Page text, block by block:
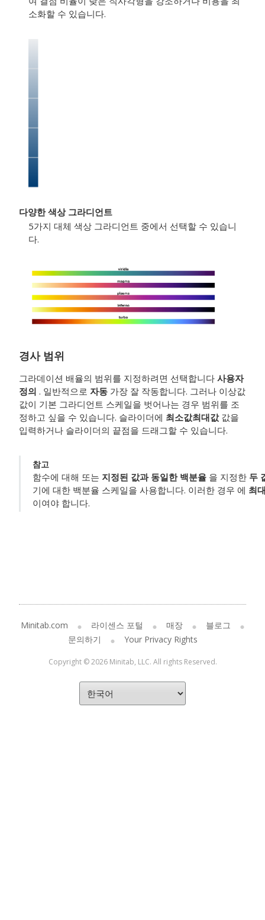
소화할 수 있습니다.
다양한 색상 그라디언트
5가지 대체 색상 그라디언트 중에서 선택할 수 있습니
다.
경사 범위
그라데이션 배율의 범위를 지정하려면 선택합니다 사용자
정의 . 일반적으로 자동 가장 잘 작동합니다. 그러나 이상값
값이 기본 그라디언트 스케일을 벗어나는 경우 범위를 조
정하고 싶을 수 있습니다. 슬라이더에 최소값최대값값을
입력하거나 슬라이더의 끝점을 드래그할 수 있습니다.
참고
함수에 대해 또는 지정된 값과 동일한 백분율 을 지정한 두
기에 대한 백분율 스케일을 사용합니다. 이러한 경우 에 최
이여야 합니다.
Minitab.com 라이센스 포털 매장
블로그
문의하기
Your Privacy Rights
Copyright © 2026 Minitab, LLC. All rights Reserved.